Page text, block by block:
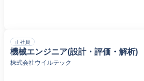
正社員
機械エンジニア(設計・評価・解析)
株式会社ウイルテック